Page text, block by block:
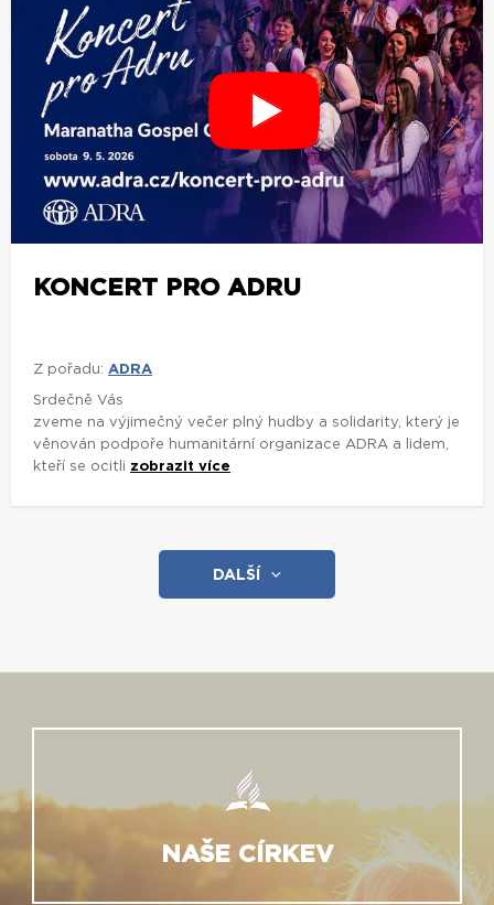
KONCERT PRO ADRU
Z pořadu: ADRA
Srdečně Vás
zveme na výjimečný večer plný hudby a solidarity, který je
věnován podpoře humanitární organizace ADRA a lidem,
kteří se ocitli zobrazit více
DALŠÍ
NAŠE CÍRKEV